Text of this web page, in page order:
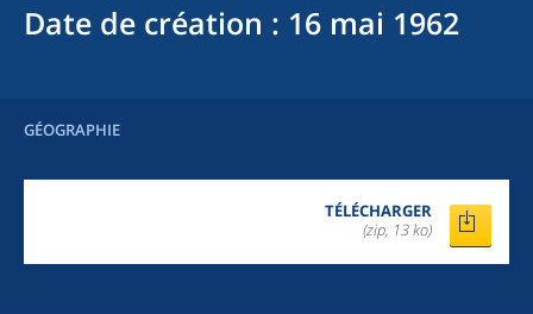
Date de création : 16 mai 1962
GÉOGRAPHIE
TÉLÉCHARGER
(zip, 13 ko)